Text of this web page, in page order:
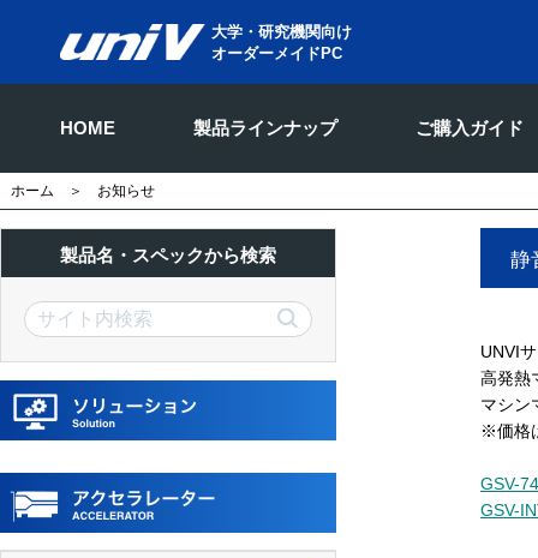
大学・研究機関向け
オーダーメイドPC
HOME 製品ラインナップ ご購入ガイド
ホーム ＞ お知らせ
静
UNVI
高発熱
マシン
※価格
GSV-
GSV-
製品名・スペックから検索